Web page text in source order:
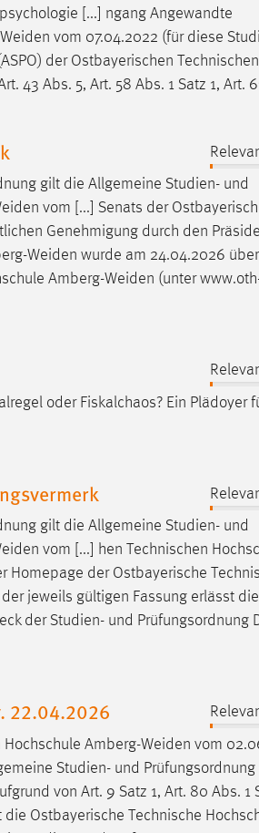
[...] ngang Angewandte
vom 07.04.2022 (für diese
der Ostbayerischen Technischen
43 Abs. 5, Art. 58 Abs. 1 Satz 1, Art.
gilt die Allgemeine Studien- und
vom [...] Senats der
Genehmigung durch den
Weiden wurde am 24.04.2026
Amberg-Weiden (unter
oder Fiskalchaos? Ein Plädoyer
gilt die Allgemeine Studien- und
vom [...] hen Technischen
der Ostbayerische
jeweils gültigen Fassung erlässt die
der Studien- und Prüfungsordnung
22.04.2026
Amberg-Weiden vom
Studien- und Prüfungsordnung
von Art. 9 Satz 1, Art. 80 Abs. 1
Ostbayerische Technische